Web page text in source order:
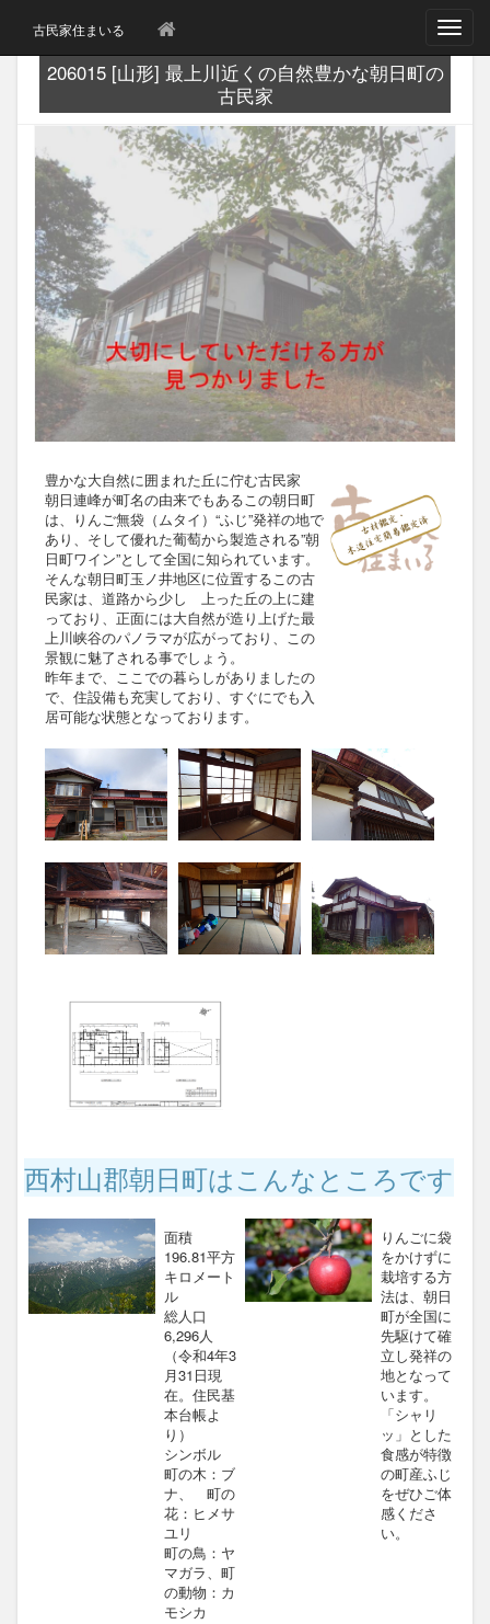
古民家住まいる
T
e
a
i
a
t
i
o
206015 [山形] 最上川近くの自然豊かな朝日町の
古民家
豊かな大自然に囲まれた丘に佇む古民家
朝日連峰が町名の由来でもあるこの朝日町
は、りんご無袋（ムタイ）“ふじ”発祥の地で
あり、そして優れた葡萄から製造される”朝
日町ワイン”として全国に知られています。
そんな朝日町玉ノ井地区に位置するこの古
民家は、道路から少し 上った丘の上に建
っており、正面には大自然が造り上げた最
上川峡谷のパノラマが広がっており、この
景観に魅了される事でしょう。
昨年まで、ここでの暮らしがありましたの
で、住設備も充実しており、すぐにでも入
居可能な状態となっております。
西村山郡朝日町はこんなところです
面積
196.81平方
キロメート
ル
総人口
6,296人
（令和4年3
月31日現
在。住民基
本台帳よ
り）
シンボル
町の木：ブ
ナ、 町の
花：ヒメサ
ユリ
町の鳥：ヤ
マガラ、町
の動物：カ
モシカ
りんごに袋
をかけずに
栽培する方
法は、朝日
町が全国に
先駆けて確
立し発祥の
地となって
います。
「シャリ
ッ」とした
食感が特徴
の町産ふじ
をぜひご体
感くださ
い。